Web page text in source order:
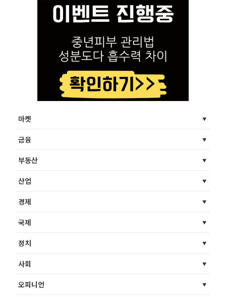
마켓
금융
부동산
산업
경제
국제
정치
사회
오피니언